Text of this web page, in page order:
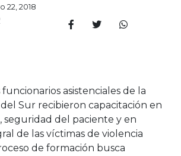
22, 2018
funcionarios asistenciales de la
del Sur recibieron capacitación en
seguridad del paciente y en
de las víctimas de violencia
de formación busca